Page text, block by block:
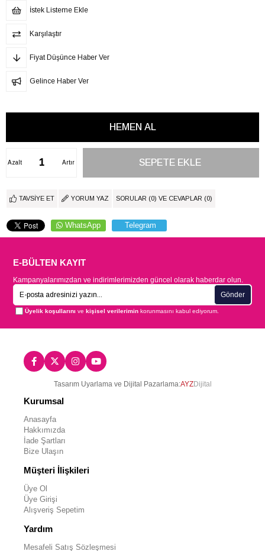
İstek Listeme Ekle
Karşılaştır
Fiyat Düşünce Haber Ver
Gelince Haber Ver
Artır
Azalt
TAVSIYE ET YORUM YAZ SORULAR (0) VE CEVAPLAR (0)
WhatsApp Telegram
E-BÜLTEN KAYIT
Kampanyalarımızdan ve indirimlerimizden güncel olarak haberdar olun.
Gönder
Üyelik koşullarını vekişisel verilerimin korunmasını kabul ediyorum.
Tasarım Uyarlama ve Dijital Pazarlama:AYZDijital
Kurumsal
Anasayfa
Hakkımızda
İade Şartları
Bize Ulaşın
Müşteri İlişkileri
Üye Ol
Üye Girişi
Alışveriş Sepetim
Yardım
Mesafeli Satış Sözleşmesi